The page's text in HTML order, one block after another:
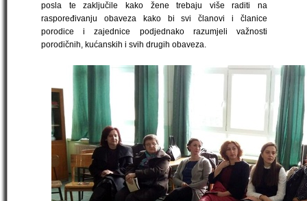
posla te zaključile kako žene trebaju više raditi na
raspoređivanju obaveza kako bi svi članovi i članice
porodice i zajednice podjednako razumjeli važnosti
porodičnih, kućanskih i svih drugih obaveza.